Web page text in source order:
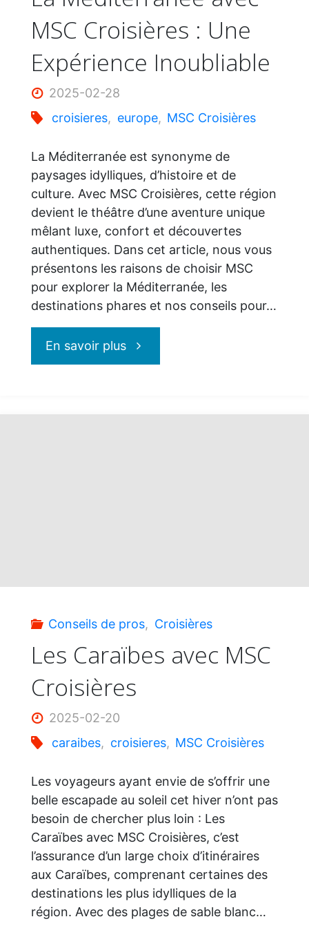
MSC Croisières : Une
Expérience Inoubliable
2025-02-28
croisieres, europe, MSC Croisières
La Méditerranée est synonyme de
paysages idylliques, d’histoire et de
culture. Avec MSC Croisières, cette région
devient le théâtre d’une aventure unique
mêlant luxe, confort et découvertes
authentiques. Dans cet article, nous vous
présentons les raisons de choisir MSC
pour explorer la Méditerranée, les
destinations phares et nos conseils pour…
En savoir plus"La
Inoubliable"
Conseils de pros, Croisières
Les Caraïbes avec MSC
Croisières
2025-02-20
caraibes, croisieres, MSC Croisières
Les voyageurs ayant envie de s’offrir une
belle escapade au soleil cet hiver n’ont pas
besoin de chercher plus loin : Les
Caraïbes avec MSC Croisières, c’est
l’assurance d’un large choix d’itinéraires
aux Caraïbes, comprenant certaines des
destinations les plus idylliques de la
région. Avec des plages de sable blanc…